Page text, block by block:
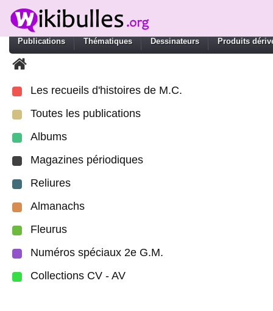
Publications Thématiques Dessinateurs Produits
Les recueils d'histoires de M.C.
Toutes les publications
Albums
Magazines périodiques
Reliures
Almanachs
Fleurus
Numéros spéciaux 2e G.M.
Collections CV - AV